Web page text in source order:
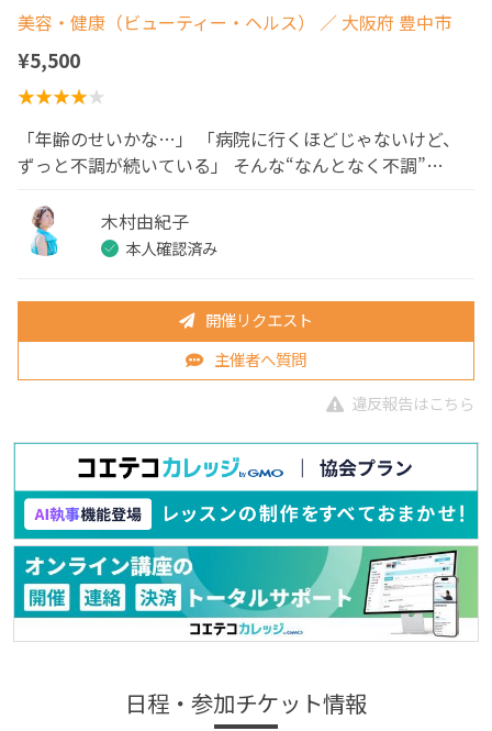
美容・健康（ビューティー・ヘルス） ／ 大阪府 豊中市
¥5,500
「年齢のせいかな…」 「病院に行くほどじゃないけど、
ずっと不調が続いている」 そんな“なんとなく不調”…
木村由紀子
本人確認済み
開催リクエスト
主催者へ質問
違反報告はこちら
日程・参加チケット情報